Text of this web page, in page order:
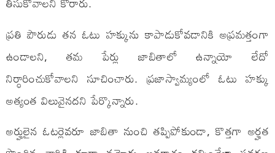
ప్రతి పౌరుడు తన ఓటు హక్కును కాపాడుకోవడానికి అప్రమత్తంగా
ఉండాలని, తమ పేర్లు జాబితాలో ఉన్నాయో లేదో
నిర్ధారించుకోవాలని సూచించారు. ప్రజాస్వామ్యంలో ఓటు హక్కు
అత్యంత విలువైనదని పేర్కొన్నారు.
అర్హులైన ఓటర్లెవరూ జాబితా నుంచి తప్పిపోకుండా, కొత్తగా అర్హత